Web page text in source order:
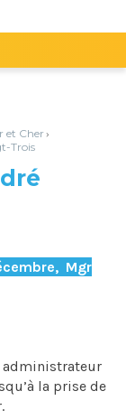
et Cher›
Trois
Mgr
administrateur
la prise de